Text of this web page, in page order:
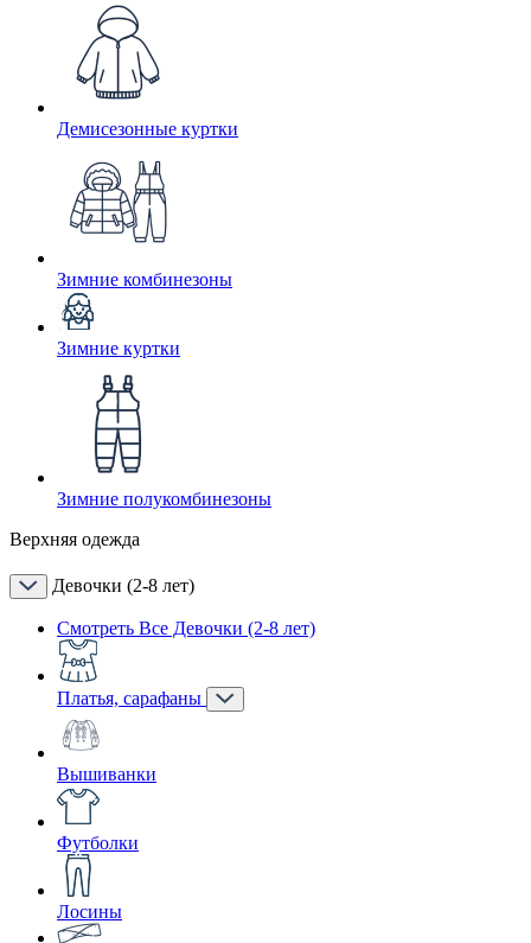
Демисезонные куртки
Зимние комбинезоны
Зимние куртки
Зимние полукомбинезоны
Верхняя одежда
Девочки (2-8 лет)
Смотреть Все Девочки (2-8 лет)
Платья, сарафаны
Вышиванки
Футболки
Лосины